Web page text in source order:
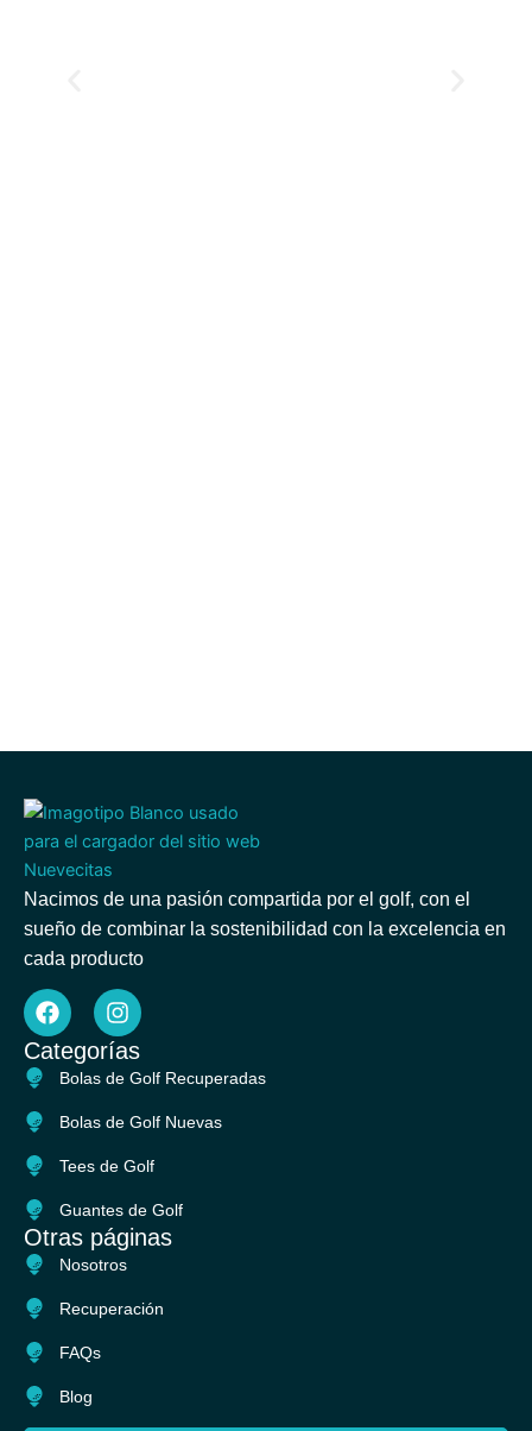
Nacimos de una pasión compartida por el golf, con el
sueño de combinar la sostenibilidad con la excelencia en
cada producto
F
a
c
I
n
s
t
g
a
Categorías
Bolas de Golf Recuperadas
Bolas de Golf Nuevas
Tees de Golf
Guantes de Golf
Otras páginas
Nosotros
Recuperación
FAQs
Blog